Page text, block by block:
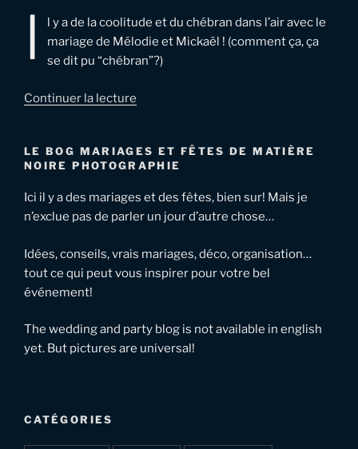
I
l y a de la coolitude et du chébran dans l’air avec le
mariage de Mélodie et Mickaël ! (comment ça, ça
se dit pu “chébran”?)
Continuer la lecture
Meuse
–
Mélodie
et
LE BOG MARIAGES ET FÊTES DE MATIÈRE
NOIRE PHOTOGRAPHIE
Ici il y a des mariages et des fêtes, bien sur! Mais je
n’exclue pas de parler un jour d’autre chose…
Idées, conseils, vrais mariages, déco, organisation…
tout ce qui peut vous inspirer pour votre bel
événement!
The wedding and party blog is not available in english
yet. But pictures are universal!
CATÉGORIES